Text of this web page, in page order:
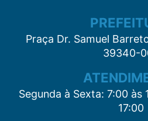
Praça Dr. Samuel
39340-
Segunda à Sexta: 7:00 às
17:00